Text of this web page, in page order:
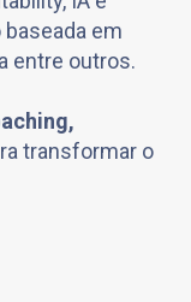
em
entre outros.
transformar o